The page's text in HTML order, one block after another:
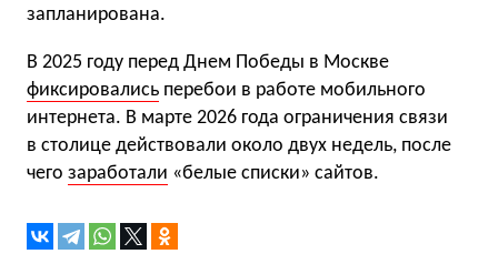
запланирована.
В 2025 году перед Днем Победы в Москве
фиксировались перебои в работе мобильного
интернета. В марте 2026 года ограничения связи
в столице действовали около двух недель, после
чего заработали «белые списки» сайтов.